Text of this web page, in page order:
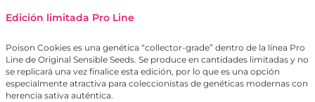
Edición limitada Pro Line
Poison Cookies es una genética “collector-grade” dentro de la línea Pro
Line de Original Sensible Seeds. Se produce en cantidades limitadas y no
se replicará una vez finalice esta edición, por lo que es una opción
especialmente atractiva para coleccionistas de genéticas modernas con
herencia sativa auténtica.